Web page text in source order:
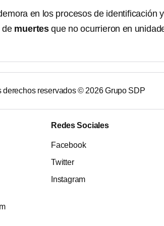
en los procesos de identificación y
de muertes que no ocurrieron en
derechos reservados © 2026Grupo SDP
Redes Sociales
Facebook
Twitter
Instagram